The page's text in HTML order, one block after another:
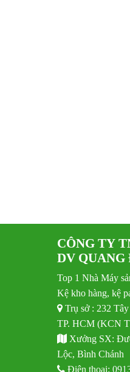
CÔNG TY
DV QUANG
Top 1 Nhà Máy
Kệ kho hàng, kệ
Trụ sở : 232
TP. HCM (KCN
Xưởng SX:
Lộc, Bình Chánh
Điện thoại: